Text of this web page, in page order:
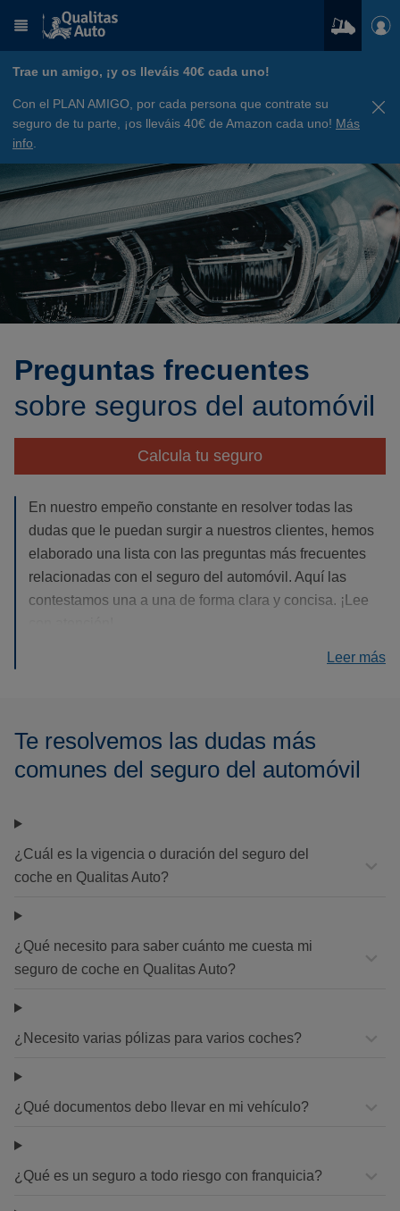
Trae un amigo, ¡y os lleváis 40€ cada uno!
Con el PLAN AMIGO, por cada persona que contrate su
seguro de tu parte, ¡os lleváis 40€ de Amazon cada uno! Más
info
Preguntas frecuentes
sobre seguros del automóvil
Calcula tu seguro
En nuestro empeño constante en resolver todas las
dudas que le puedan surgir a nuestros clientes, hemos
elaborado una lista con las preguntas más frecuentes
relacionadas con el seguro del automóvil. Aquí las
contestamos una a una de forma clara y concisa. ¡Lee
Leer más
Te resolvemos las dudas más
comunes del seguro del automóvil
¿Cuál es la vigencia o duración del seguro del
coche en Qualitas Auto?
¿Qué necesito para saber cuánto me cuesta mi
seguro de coche en Qualitas Auto?
¿Necesito varias pólizas para varios coches?
¿Qué documentos debo llevar en mi vehículo?
¿Qué es un seguro a todo riesgo con franquicia?